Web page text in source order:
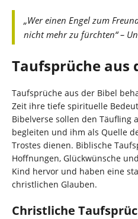
„Wer einen Engel zum
nicht mehr zu fürchten“ –
Taufsprüche aus
Taufsprüche aus der Bibel
Zeit ihre tiefe spirituelle
Bibelverse sollen den Täufling
begleiten und ihm als Quelle
Trostes dienen. Biblische
Hoffnungen, Glückwünsche
Kind hervor und haben eine
christlichen Glauben.
Christliche